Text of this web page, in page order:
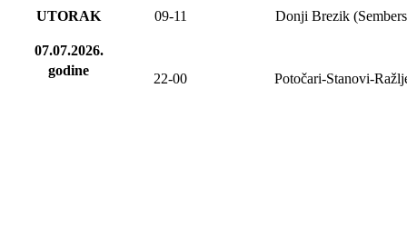
UTORAK
07.07.2026.
godine
09-11 Donji Brezik
22-00 Potočari-Stanovi-